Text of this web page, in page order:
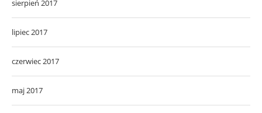
sierpień 2017
lipiec 2017
czerwiec 2017
maj 2017